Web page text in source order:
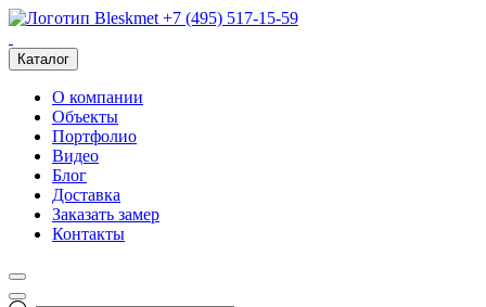
+7 (495) 517-15-59
Каталог
О компании
Объекты
Портфолио
Видео
Блог
Доставка
Заказать замер
Контакты